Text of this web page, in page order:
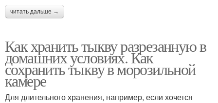
читать дальше →
Как хранить тыкву разрезанную в
домашних условиях. Как
сохранить тыкву в морозильной
камере
Для длительного хранения, например, если хочется